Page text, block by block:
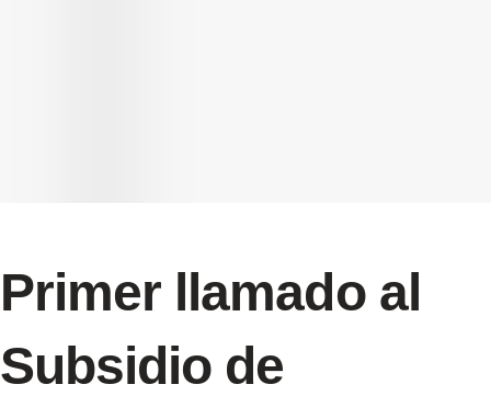
Primer llamado al
Subsidio de